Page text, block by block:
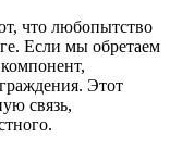
что любопытство
Если мы обретаем
Этот
связь,